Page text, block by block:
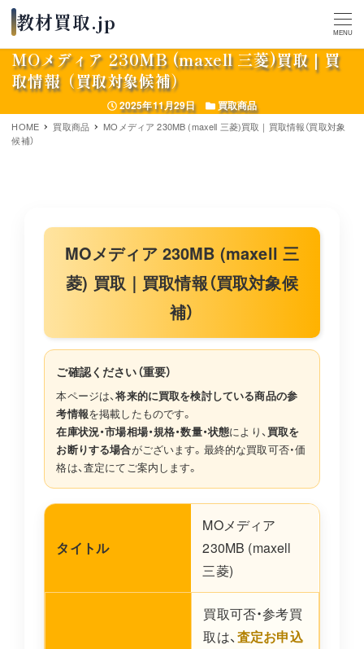
MENU
MOメディア 230MB (maxell 三菱)買取｜買
取情報（買取対象候補）
投稿日
2025年11月29日 カテゴリー
買取商品
HOME 買取商品
MOメディア 230MB (maxell 三菱)買取｜買取情報（買取対象
候補）
MOメディア 230MB (maxell 三
菱) 買取｜買取情報（買取対象候
補）
ご確認ください（重要）
本ページは、将来的に買取を検討している商品の参
考情報を掲載したものです。
在庫状況・市場相場・規格・数量・状態により、買取を
お断りする場合がございます。最終的な買取可否・価
格は、査定にてご案内します。
タイトル
MOメディア
230MB (maxell
三菱)
買取可否・参考買
取は、査定お申込